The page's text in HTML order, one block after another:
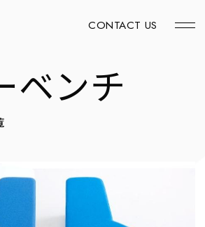
CONTACT US
ベンチ